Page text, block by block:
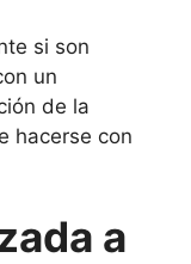
si son
un
de la
hacerse con
a